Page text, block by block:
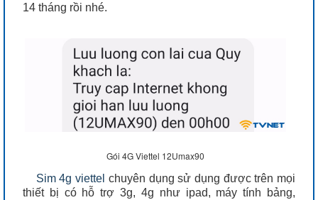
14 tháng rồi nhé.
Gói 4G Viettel 12Umax90
Sim 4g viettel chuyên dụng sử dụng được trên mọi
thiết bị có hỗ trợ 3g, 4g như ipad, máy tính bảng,